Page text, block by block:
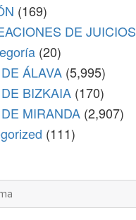
(169)
DE JUICIOS
(20)
ÁLAVA (5,995)
BIZKAIA (170)
MIRANDA (2,907)
(111)